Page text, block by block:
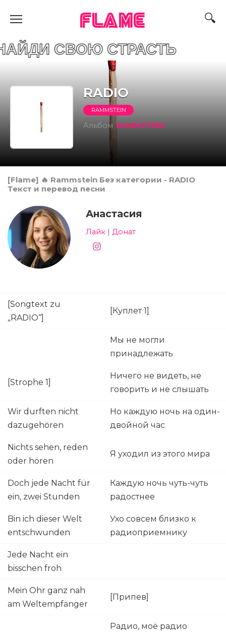
FLAME
СТРАСТЬ
RADIO
RAMMSTEIN
Альбом RAMMSTEIN
[Flame] 🔥 Rammstein Без категории - RADIO
Текст и перевод песни
Анастасия
Лайк | Донат
[Songtext zu
„RADIO“]
[Куплет 1]
Мы не могли
принадлежать
[Strophe 1]
Ничего не видеть, не
говорить и не слышать
Wir durften nicht
dazugehören
Но каждую ночь на один-
двойной час
Nichts sehen, reden
oder hören
Я уходил из этого мира
Doch jede Nacht für
ein, zwei Stunden
Каждую ночь чуть-чуть
радостнее
Bin ich dieser Welt
entschwunden
Ухо совсем близко к
радиоприемнику
Jede Nacht ein
bisschen froh
Mein Ohr ganz nah
am Weltempfänger
[Припев]
Радио, моё радио